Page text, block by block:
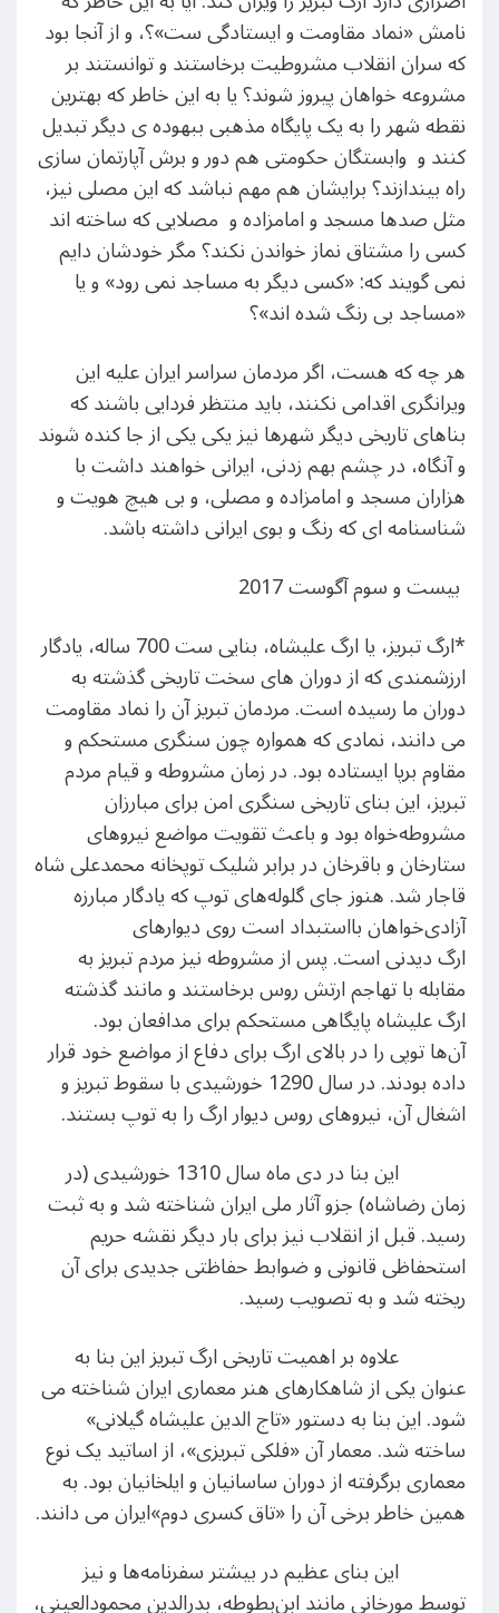
نامش «نماد مقاومت و ایستادگی ست»؟، و از آنجا بود
که سران انقلاب مشروطیت برخاستند و توانستند بر
مشروعه خواهان پیروز شوند؟ یا به این خاطر که بهترین
نقطه شهر را به یک پایگاه مذهبی ببهوده ی دیگر تبدیل
کنند و وابستگان حکومتی هم دور و برش آپارتمان سازی
راه بیندازند؟ برایشان هم مهم نباشد که این مصلی نيز،
مثل صدها مسجد و امامزاده و مصلایی که ساخته اند
کسی را مشتاق نماز خواندن نکند؟ مگر خودشان دایم
نمی گویند که: «کسی دیگر به مساجد نمی رود» و یا
«مساجد بی رنگ شده اند»؟
هر چه که هست، اگر مردمان سراسر ایران علیه این
ویرانگری اقدامی نکنند، باید منتظر فردایی باشند که
بناهای تاریخی دیگر شهرها نیز یکی یکی از جا کنده شوند
و آنگاه، در چشم بهم زدنی، ایرانی خواهند داشت با
هزاران مسجد و امامزاده و مصلی، و بی هیچ هویت و
شناسنامه ای که رنگ و بوی ایرانی داشته باشد.
بیست و سوم آگوست 2017
*ارگ تبریز، یا ارگ علیشاه، بنایی ست 700 ساله، یادگار
ارزشمندی که از دوران های سخت تاریخی گذشته به
دوران ما رسیده است. مردمان تبریز آن را نماد مقاومت
می دانند، نمادی که همواره چون سنگری مستحکم و
مقاوم برپا ایستاده بود.درزمان مشروطهو قیام مردم
تبریز، این بنای تاریخی سنگریامنبرایمبارزان
مشروطه‌خواه بود و باعث تقویتمواضعنیروهای
ستارخان و باقرخان دربرابر شلیک توپخانه محمدعلی شاه
قاجار شد. هنوز جای گلوله‌های توپ که یادگارمبارزه
آزادی‌خواهان بااستبداد است روی دیوارهای
ارگديدنیاست. پس از مشروطه نیز مردم تبریز به
مقابله با تهاجم ارتش روسبرخاستند و مانند گذشته
ارگ علیشاه پایگاهی مستحکم برای مدافعان بود.
آن‌هاتوپی را در بالای ارگ برای دفاع از مواضع خود قرار
داده بودند. در سال1290 خورشیدی با سقوط تبریز و
اشغال آن، نیروهای روس دیوار ارگ را به توپبستند.
این بنا در دی ماه سال 1310 خورشیدی (در
زمان رضاشاه) جزو آثار ملی ایران شناخته شد و به ثبت
رسید. قبل از انقلاب نیز برای بار دیگر نقشه حریم
استحفاظی قانونی و ضوابط حفاظتی جدیدی برای آن
ریخته شد و به تصویب رسید.
علاوه بر اهمیت تاریخی ارگ تبریز این بنا به
عنوان یکی از شاهکارهای هنر معماری ایران شناخته می
شود. این بنا به دستور «تاج الدین علیشاه گیلانی»
ساخته شد. معمار آن «فلکی تبریزی»، از اساتید یک نوع
معماری برگرفته از دوران ساسانیان و ایلخانیان بود. به
همین خاطر برخی آن را «تاق کسری دوم»ایران می دانند.
این بنای عظیم در بیشتر سفرنامه‌ها و نیز
توسطمورخانیمانند ابن‌بطوطه، بدرالدین محمودالعینی،